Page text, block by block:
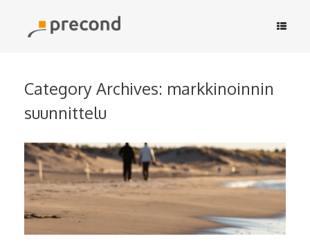
content
Category Archives: markkinoinnin
suunnittelu